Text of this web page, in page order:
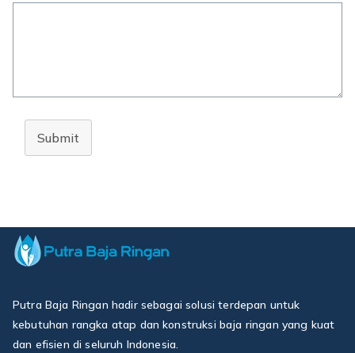
Submit
Putra Baja Ringan hadir sebagai solusi terdepan untuk
kebutuhan rangka atap dan konstruksi baja ringan yang kuat
dan efisien di seluruh Indonesia.